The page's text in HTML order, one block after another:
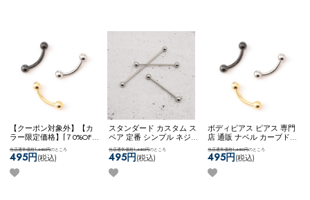
【クーポン対象外】【カ
ラー限定価格】[７0%OFF]
ボディピアス ピアス 専門
店 通販 ナベル カーブド
バーベル 臍 へそピアス
ロック ルーク スナッグ
当店通常価格1,650円のところ
495円(税込)
スタンダード カスタム ス
ペア 定番 シンプル ネジ
式キャッチ ネコポスOK
ンダストリアルバーベル
(シルバー)
当店通常価格1,650円のところ
495円(税込)
ボディピアス ピアス 専門
店 通販 ナベル カーブド
バーベル 臍 へそピアス
ロック ルーク スナッグ
アンチトラガス アイブロ
ー ネコポスOK
当店通常価格1,650円のところ
495円(税込)